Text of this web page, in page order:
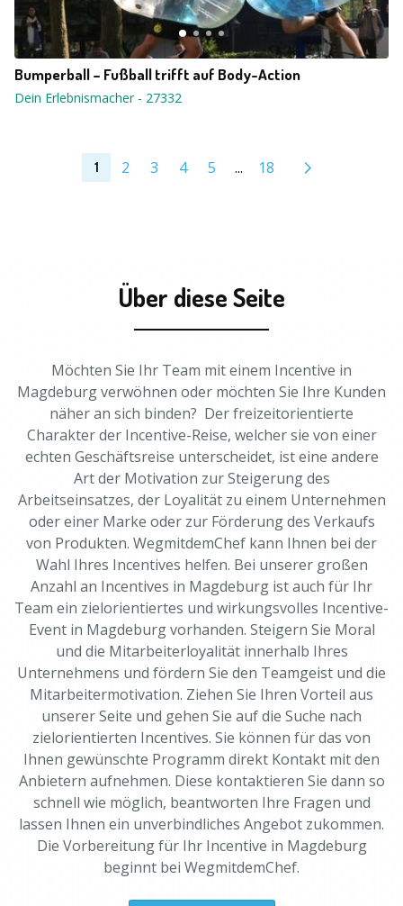
Bumperball – Fußball trifft auf Body-Action
Dein Erlebnismacher- 27332
1 2 3 4 5 ... 18
Über diese Seite
Möchten Sie Ihr Team mit einem Incentive in
Magdeburg verwöhnen oder möchten Sie Ihre Kunden
näher an sich binden? Der freizeitorientierte
Charakter der Incentive-Reise, welcher sie von einer
echten Geschäftsreise unterscheidet, ist eine andere
Art der Motivation zur Steigerung des
Arbeitseinsatzes, der Loyalität zu einem Unternehmen
oder einer Marke oder zur Förderung des Verkaufs
von Produkten. WegmitdemChef kann Ihnen bei der
Wahl Ihres Incentives helfen. Bei unserer großen
Anzahl an Incentives in Magdeburg ist auch für Ihr
Team ein zielorientiertes und wirkungsvolles Incentive-
Event in Magdeburg vorhanden. Steigern Sie Moral
und die Mitarbeiterloyalität innerhalb Ihres
Unternehmens und fördern Sie den Teamgeist und die
Mitarbeitermotivation. Ziehen Sie Ihren Vorteil aus
unserer Seite und gehen Sie auf die Suche nach
zielorientierten Incentives. Sie können für das von
Ihnen gewünschte Programm direkt Kontakt mit den
Anbietern aufnehmen. Diese kontaktieren Sie dann so
schnell wie möglich, beantworten Ihre Fragen und
lassen Ihnen ein unverbindliches Angebot zukommen.
Die Vorbereitung für Ihr Incentive in Magdeburg
beginnt bei WegmitdemChef.